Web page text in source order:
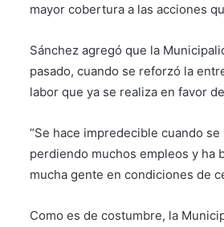
mayor cobertura a las acciones
Sánchez agregó que la
pasado, cuando se reforzó la
labor que ya se realiza en favor
“Se hace impredecible cuando
perdiendo muchos empleos y ha
mucha gente en condiciones de
Como es de costumbre, la